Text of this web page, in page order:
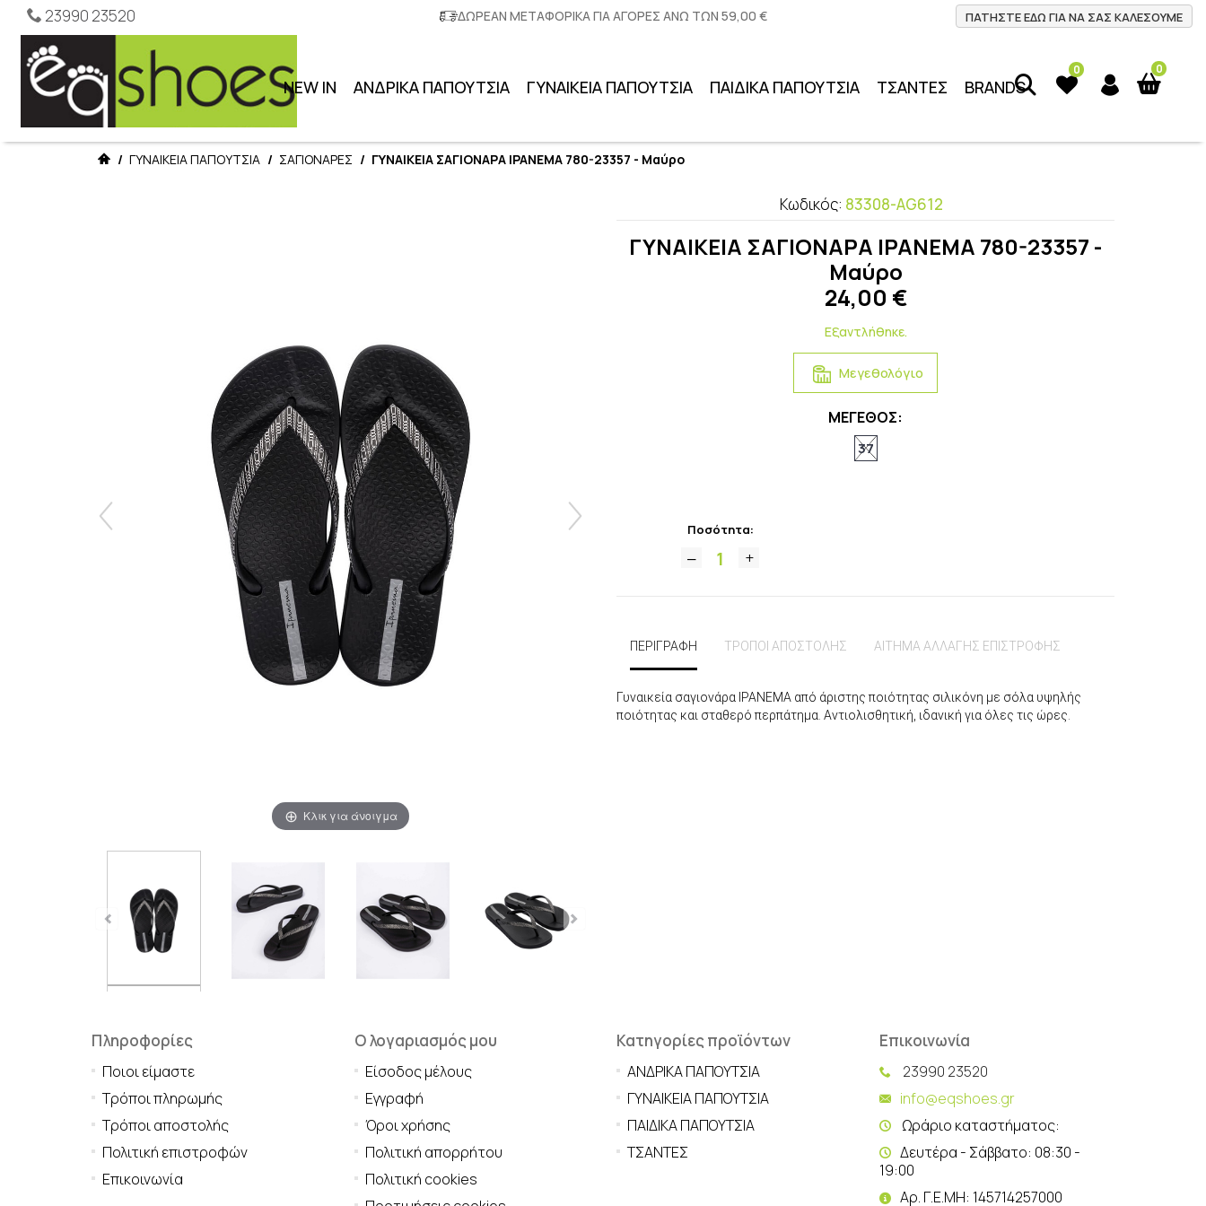
23990 23520 ΔΩΡΕΑΝ ΜΕΤΑΦΟΡΙΚΑ ΓΙΑ ΑΓΟΡΕΣ ΑΝΩ ΤΩΝ 59,00 € ΠΑΤΗΣΤΕ ΕΔΩ ΓΙΑ ΝΑ ΣΑΣ ΚΑΛΕΣΟΥΜΕ
0
0
NEW IN ΑΝΔΡΙΚΑ ΠΑΠΟΥΤΣΙΑ ΓΥΝΑΙΚΕΙΑ ΠΑΠΟΥΤΣΙΑ ΠΑΙΔΙΚΑ ΠΑΠΟΥΤΣΙΑ ΤΣΑΝΤΕΣ BRANDS
/ ΓΥΝΑΙΚΕΙΑ ΠΑΠΟΥΤΣΙΑ / ΣΑΓΙΟΝΑΡΕΣ / ΓΥΝΑΙΚΕΙΑ ΣΑΓΙΟΝΑΡΑ IPANEMA 780-23357 - Μαύρο
Κλικ για άνοιγμα
Κωδικός: 83308-AG612
ΓΥΝΑΙΚΕΙΑ ΣΑΓΙΟΝΑΡΑ IPANEMA 780-23357 -
Μαύρο
24,00 €
Εξαντλήθηκε.
Μεγεθολόγιο
ΜΕΓΕΘΟΣ:
37
Ποσότητα:
ΠΕΡΙΓΡΑΦΗ ΤΡΟΠΟΙ ΑΠΟΣΤΟΛΗΣ ΑΙΤΗΜΑ ΑΛΛΑΓΗΣ ΕΠΙΣΤΡΟΦΗΣ
Γυναικεία σαγιονάρα IPANEMA από άριστης ποιότητας σιλικόνη με σόλα υψηλής
ποιότητας και σταθερό περπάτημα. Αντιολισθητική, ιδανική για όλες τις ώρες.
Πληροφορίες
Ποιοι είμαστε
Τρόποι πληρωμής
Τρόποι αποστολής
Πολιτική επιστροφών
Επικοινωνία
Ο λογαριασμός μου
Είσοδος μέλους
Εγγραφή
Όροι χρήσης
Πολιτική απορρήτου
Πολιτική cookies
Κατηγορίες προϊόντων
ΑΝΔΡΙΚΑ ΠΑΠΟΥΤΣΙΑ
ΓΥΝΑΙΚΕΙΑ ΠΑΠΟΥΤΣΙΑ
ΠΑΙΔΙΚΑ ΠΑΠΟΥΤΣΙΑ
ΤΣΑΝΤΕΣ
Επικοινωνία
23990 23520
info@eqshoes.gr
Ωράριο καταστήματος:
Δευτέρα - Σάββατο: 08:30 -
19:00
Αρ. Γ.Ε.ΜΗ: 145714257000